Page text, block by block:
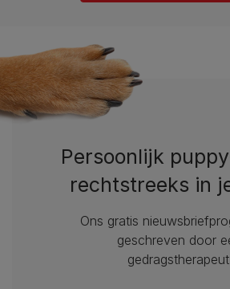
Persoonlijk
rechtstreeks in
Ons gratis
geschreven door